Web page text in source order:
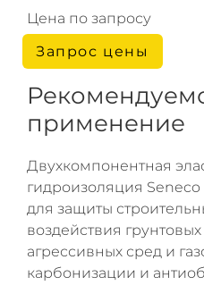
Цена по запросу
Запрос цены
применение
Двухкомпонентная
гидроизоляция
для защиты
воздействия
агрессивных сред и
карбонизации и